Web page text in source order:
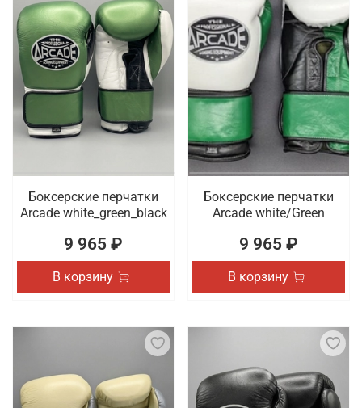
Боксерские перчатки
Arcade white_green_black
9 965 ₽
В корзину
Боксерские перчатки
Arcade white/Green
9 965 ₽
В корзину